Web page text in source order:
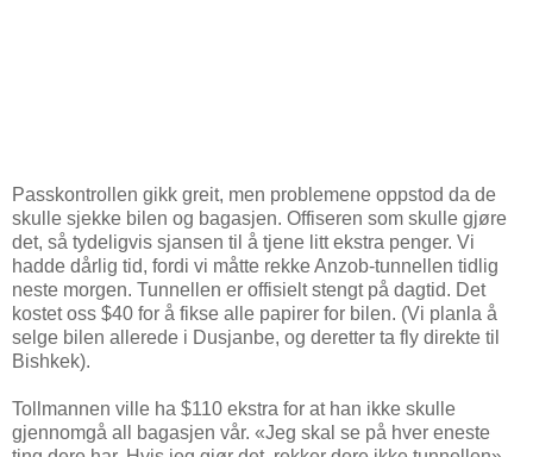
Passkontrollen gikk greit, men problemene oppstod da de
skulle sjekke bilen og bagasjen. Offiseren som skulle gjøre
det, så tydeligvis sjansen til å tjene litt ekstra penger. Vi
hadde dårlig tid, fordi vi måtte rekke Anzob-tunnellen tidlig
neste morgen. Tunnellen er offisielt stengt på dagtid. Det
kostet oss $40 for å fikse alle papirer for bilen. (Vi planla å
selge bilen allerede i Dusjanbe, og deretter ta fly direkte til
Bishkek).
Tollmannen ville ha $110 ekstra for at han ikke skulle
gjennomgå all bagasjen vår. «Jeg skal se på hver eneste